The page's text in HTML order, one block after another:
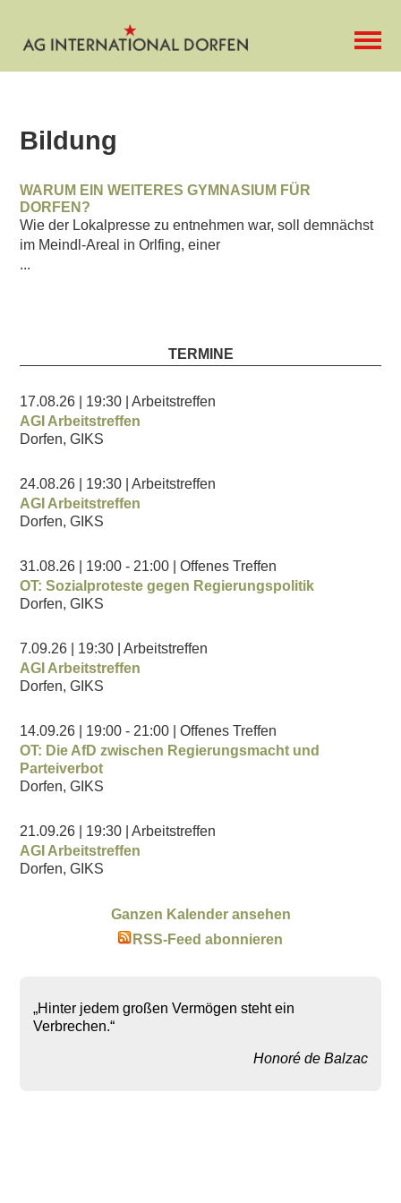
Bildung
WARUM EIN WEITERES GYMNASIUM FÜR
DORFEN?
Wie der Lokalpresse zu entnehmen war, soll demnächst
im Meindl-Areal in Orlfing, einer
...
TERMINE
17.08.26 | 19:30
| Arbeitstreffen
AGI Arbeitstreffen
Dorfen, GIKS
24.08.26 | 19:30
| Arbeitstreffen
AGI Arbeitstreffen
Dorfen, GIKS
31.08.26 | 19:00 - 21:00
| Offenes Treffen
OT: Sozialproteste gegen Regierungspolitik
Dorfen, GIKS
7.09.26 | 19:30
| Arbeitstreffen
AGI Arbeitstreffen
Dorfen, GIKS
14.09.26 | 19:00 - 21:00
| Offenes Treffen
OT: Die AfD zwischen Regierungsmacht und
Parteiverbot
Dorfen, GIKS
21.09.26 | 19:30
| Arbeitstreffen
AGI Arbeitstreffen
Dorfen, GIKS
Ganzen Kalender ansehen
RSS-Feed abonnieren
„Hinter jedem großen Vermögen steht ein
Verbrechen.“
Honoré de Balzac